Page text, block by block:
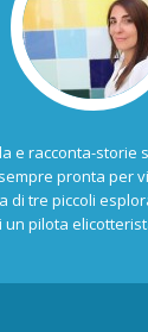
e racconta-storie
pronta per
di tre piccoli
un pilota